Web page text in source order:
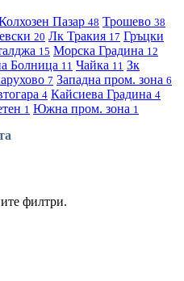
Пазар 48 Трошево 38
20 Лк Тракия 17 Гръцки
15 Морска Градина 12
Болница 11 Чайка 11 Зк
7 Западна пром. зона 6
4 Кайсиева Градина 4
1 Южна пром. зона 1
филтри.